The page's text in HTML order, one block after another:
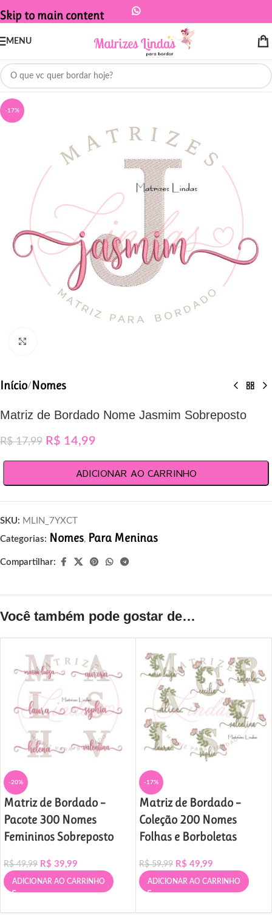
Skip to main content
MENU
-17%
Início/ Nomes
Matriz de Bordado Nome Jasmim Sobreposto
R$17,99 R$ 14,99
ADICIONAR AO CARRINHO
SKU: MLIN_7YXCT
Categorias: Nomes, Para Meninas
Compartilhar:
Você também pode gostar de…
-20%
Matriz de Bordado –
Pacote 300 Nomes
Femininos Sobreposto
R$49,99 R$ 39,99
ADICIONAR AO CARRINHO
-17%
Matriz de Bordado –
Coleção 200 Nomes
Folhas e Borboletas
R$59,99 R$ 49,99
ADICIONAR AO CARRINHO